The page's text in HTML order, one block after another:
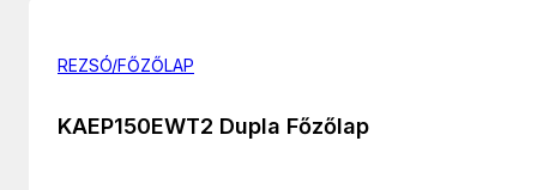
REZSÓ/FŐZŐLAP
KAEP150EWT2 Dupla Főzőlap